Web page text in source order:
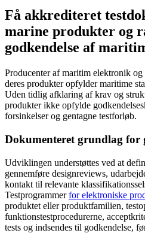
Få akkrediteret
marine produkter og
godkendelse af
Producenter af maritim elektronik
deres produkter opfylder maritime
Uden tidlig afklaring af krav og
produkter ikke opfylde
forsinkelser og gentagne testforløb.
Dokumenteret grundlag for
Udviklingen understøttes ved at
gennemføre designreviews,
kontakt til relevante
Testprogrammerfor elektroniske
produktet eller produktfamilien,
funktionstestprocedurerne,
tests og indsendes til godkendelse,